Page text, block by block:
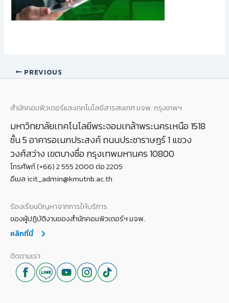
PREVIOUS
สำนักคอมพิวเตอร์และเทคโนโลยีสารสนเทศ มจพ. กรุงเทพฯ
มหาวิทยาลัยเทคโนโลยีพระจอมเกล้าพระนครเหนือ 1518
ชั้น 5 อาคารอเนกประสงค์ ถนนประชาราษฎร์ 1 แขวง
วงศ์สว่าง เขตบางซื่อ กรุงเทพมหานคร 10800
โทรศัพท์ (+66) 2 555 2000 ต่อ 2205
อีเมล icit_admin@kmutnb.ac.th
ร้องเรียนปัญหาจากการให้บริการ
ของผู้ปฏิบัติงานของสำนักคอมพิวเตอร์ฯ มจพ.
คลิกที่นี่
ติดตามเรา